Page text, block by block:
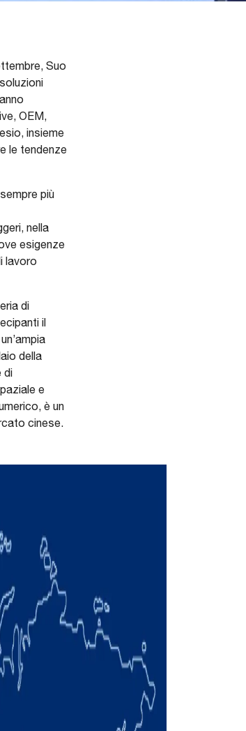
Suo
OEM,
insieme
le tendenze
più
nella
esigenze
lavoro
di
il
della
di
e
è un
cinese.